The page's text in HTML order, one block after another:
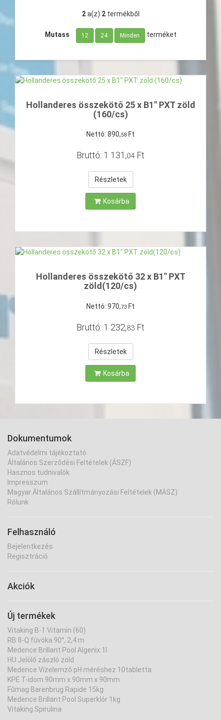
2a(z) 2 termékből
Mutass 12 24 Minden terméket
Hollanderes összekötő 25 x B1" PXT zöld
(160/cs)
Nettó: 890,58 Ft
Bruttó: 1 131 ,04 Ft
Részletek
Kosárba
Hollanderes összekötő 32 x B1" PXT
zöld(120/cs)
Nettó: 970,73 Ft
Bruttó: 1 232,83 Ft
Részletek
Kosárba
Dokumentumok
Adatvédelmi tájékoztató
Általános Szerződési Feltételek (ÁSZF)
Hasznos tudnivalók
Impresszum
Magyar Általános Szállítmányozási Feltételek (MÁSZ)
Rólunk
Felhasználó
Bejelentkezés
Regisztráció
Akciók
Új termékek
Vitaking B-1 Vitamin (60)
RB 8-Q fúvóka 90°, 2,4 m
Medence Brillant Pool Algenix 1l
HU Jelölő zászló zöld
Medence Vízelemző pH méréshez 10tabletta
KPE T-idom 90mm x 90mm x 90mm
Fűmag Barenbrug Rapide 15kg
Medence Brillant Pool Superklór 1kg
Vitaking Spirulina